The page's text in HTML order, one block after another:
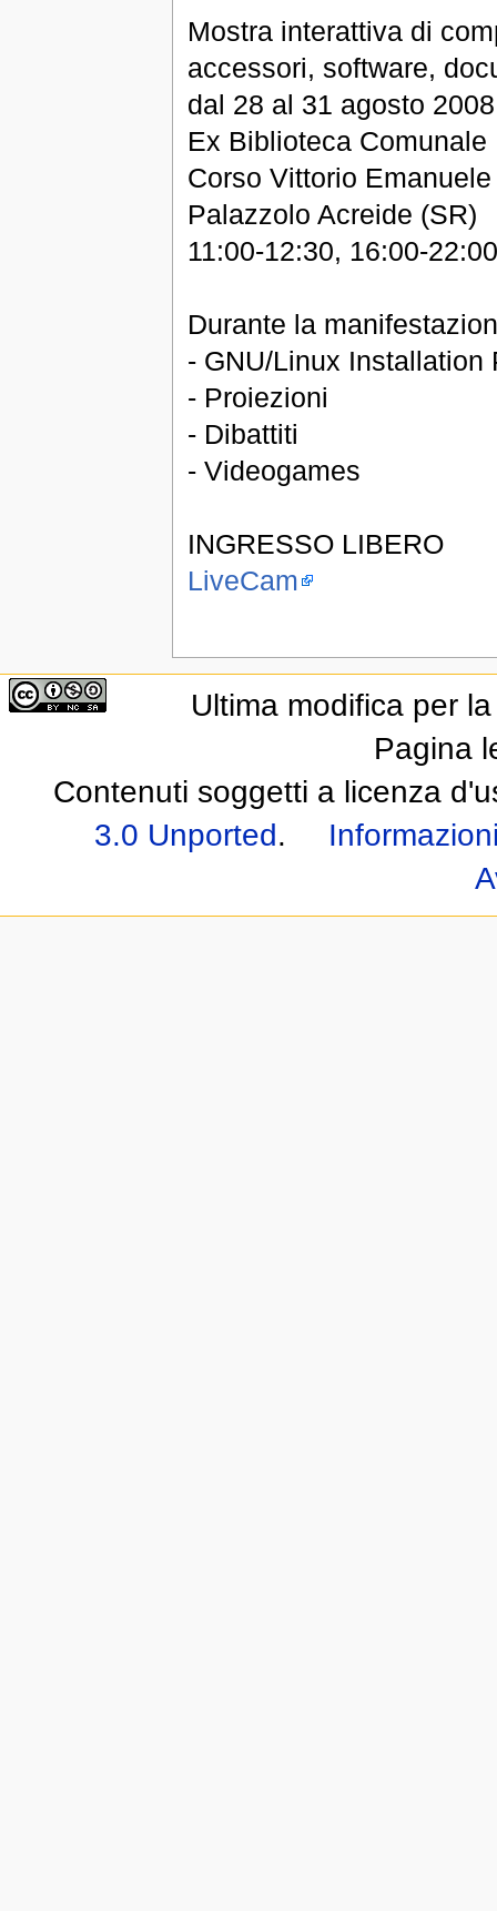
Mostra interattiva di
accessori, software,
dal 28 al 31 agosto 2008
Ex Biblioteca Comunale
Corso Vittorio
Palazzolo Acreide (SR)
11:00-12:30, 16:00-22:00
Durante la
- GNU/Linux Installation
- Proiezioni
- Dibattiti
- Videogames
INGRESSO LIBERO
LiveCam
Ultima modifica per
Pagina
Contenuti soggetti a licenza
3.0 Unported.